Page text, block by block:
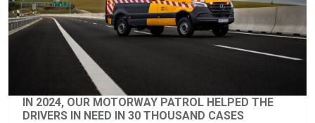
IN 2024, OUR MOTORWAY PATROL HELPED THE
DRIVERS IN NEED IN 30 THOUSAND CASES